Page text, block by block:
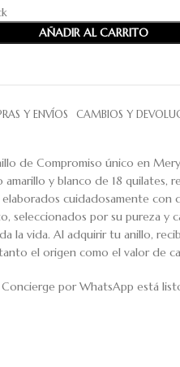
AÑADIR AL CARRITO
Y ENVÍOS CAMBIOS Y
de Compromiso único en
y blanco de 18 quilates,
cuidadosamente con
seleccionados por su pureza y
la vida. Al adquirir tu anillo,
el origen como el valor de
por WhatsApp está